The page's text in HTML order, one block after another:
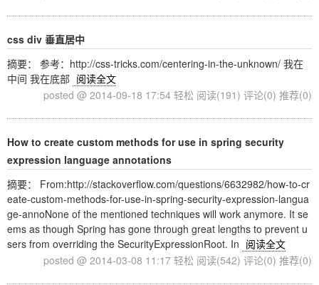
css div 垂直居中
摘要： 参考：http://css-tricks.com/centering-in-the-unknown/ 我在
中间 我在底部 阅读全文
posted @ 2014-09-18 17:54 轻松 阅读(191) 评论(0) 推荐(0)
How to create custom methods for use in spring security
expression language annotations
摘要： From:http://stackoverflow.com/questions/6632982/how-to-cr
eate-custom-methods-for-use-in-spring-security-expression-langua
ge-annoNone of the mentioned techniques will work anymore. It se
ems as though Spring has gone through great lengths to prevent u
sers from overriding the SecurityExpressionRoot. In 阅读全文
posted @ 2014-03-08 11:17 轻松 阅读(542) 评论(0) 推荐(0)